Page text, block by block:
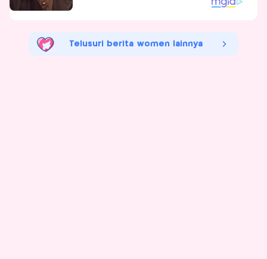
Telusuri berita women lainnya